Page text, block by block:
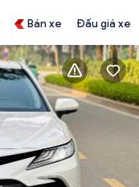
Bán xe Đấu giá xe